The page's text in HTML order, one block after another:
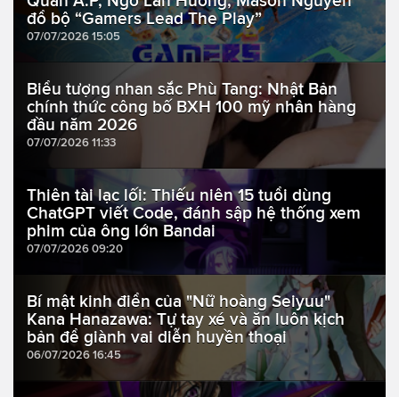
đổ bộ “Gamers Lead The Play”
07/07/2026 15:05
Biểu tượng nhan sắc Phù Tang: Nhật Bản
chính thức công bố BXH 100 mỹ nhân hàng
đầu năm 2026
07/07/2026 11:33
Thiên tài lạc lối: Thiếu niên 15 tuổi dùng
ChatGPT viết Code, đánh sập hệ thống xem
phim của ông lớn Bandai
07/07/2026 09:20
Bí mật kinh điển của "Nữ hoàng Seiyuu"
Kana Hanazawa: Tự tay xé và ăn luôn kịch
bản để giành vai diễn huyền thoại
06/07/2026 16:45